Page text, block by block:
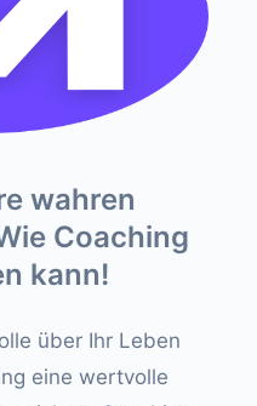
wahren
Coaching
kann!
über Ihr Leben
eine wertvolle